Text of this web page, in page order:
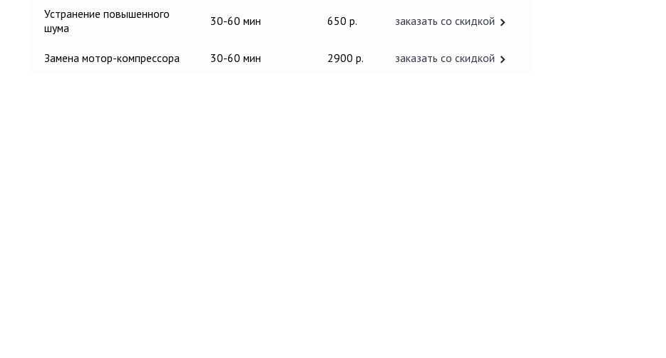
Устранение повышенного
шума
30-60 мин 650 р. заказать со скидкой
Замена мотор-компрессора 30-60 мин 2900 р. заказать со скидкой